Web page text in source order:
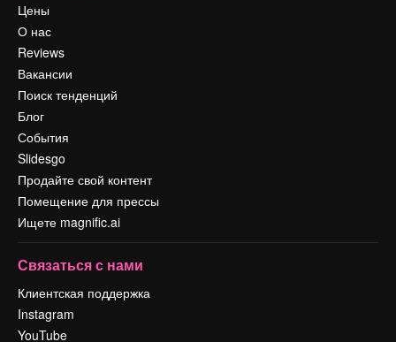
Цены
О нас
Reviews
Вакансии
Поиск тенденций
Блог
События
Slidesgo
Продайте свой контент
Помещение для прессы
Ищете magnific.ai
Связаться с нами
Клиентская поддержка
Instagram
YouTube